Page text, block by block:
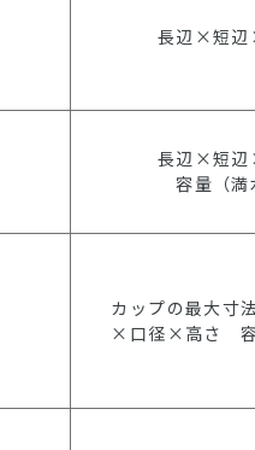
長辺×短
長辺×短
容量（満
カップの最大寸
×口径×高さ 容